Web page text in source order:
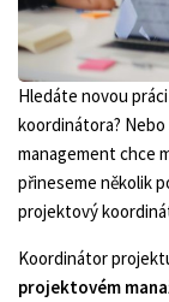
Hledáte novou
koordinátora?
management chce
přineseme několik
projektový
Koordinátor
projektovém